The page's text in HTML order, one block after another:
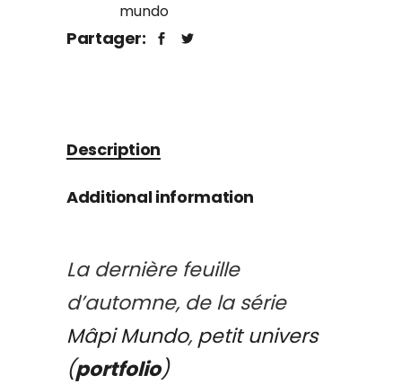
mundo
Partager:
Description
Additional information
La dernière feuille
d’automne, de la série
Mâpi Mundo,petit univers
(portfolio)